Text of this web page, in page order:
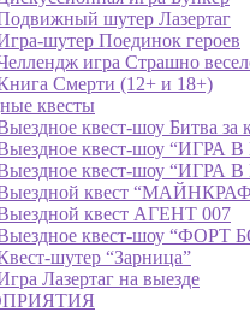
шутер Лазертаг
шутер Поединок героев
игра Страшно
Смерти (12+ и 18+)
квесты
квест-шоу Битва за
квест-шоу “ИГРА
квест-шоу “ИГРА
квест
квест АГЕНТ 007
квест-шоу “ФОРТ
шутер “Зарница”
Лазертаг на выезде